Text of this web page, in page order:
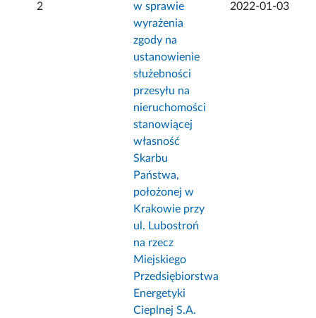
2
w sprawie
wyrażenia
zgody na
ustanowienie
służebności
przesyłu na
nieruchomości
stanowiącej
własność
Skarbu
Państwa,
położonej w
Krakowie przy
ul. Lubostroń
na rzecz
Miejskiego
Przedsiębiorstwa
Energetyki
Cieplnej S.A.
2022-01-03